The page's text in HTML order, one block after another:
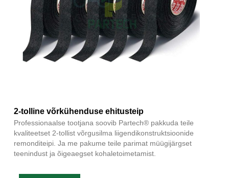
2-tolline võrkühenduse ehitusteip
Professionaalse tootjana soovib Partech® pakkuda teile
kvaliteetset 2-tollist võrgusilma liigendikonstruktsioonide
remonditeipi. Ja me pakume teile parimat müügijärgset
teenindust ja õigeaegset kohaletoimetamist.